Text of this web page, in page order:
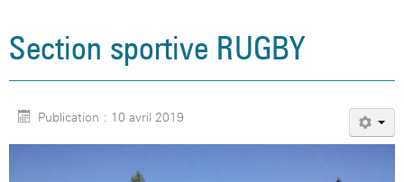
Section sportive RUGBY
Publication : 10 avril 2019